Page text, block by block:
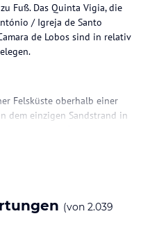
Fuß. Das Quinta Vigia, die
/ Igreja de Santo
de Lobos sind in relativ
Felsküste oberhalb einer
dem einzigen Sandstrand in
Fischerdorf Camara de Lobos
Panorama-Restaurant mit
Sonnenuntergang
(von 2.039